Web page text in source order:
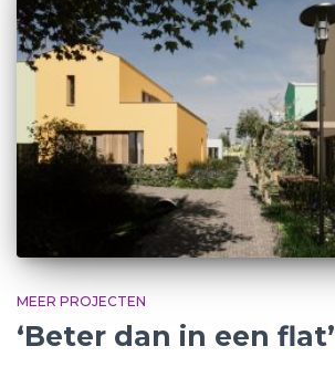
MEER PROJECTEN
‘Beter dan in een flat’